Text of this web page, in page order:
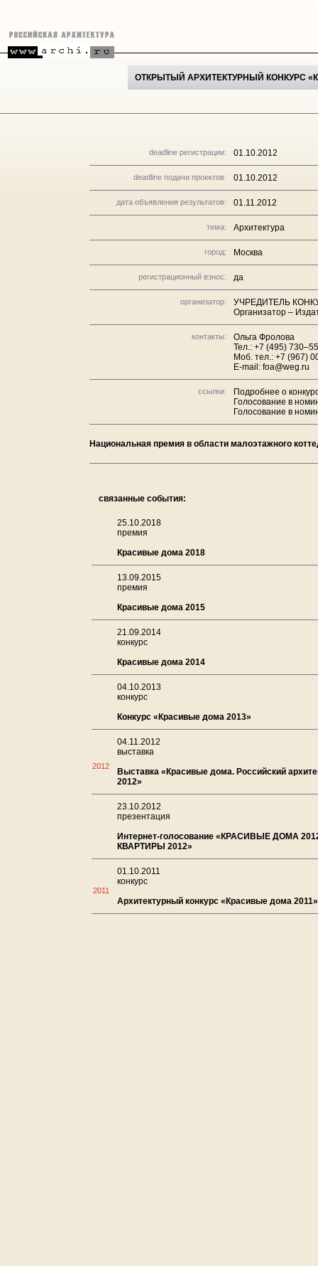
ОТКРЫТЫЙ АРХИТЕКТУРНЫЙ КОНКУРС
deadline регистрации: 01.10.2012
deadline подачи проектов: 01.10.2012
дата объявления результатов: 01.11.2012
тема: Архитектура
город: Москва
регистрационный взнос: да
организатор:
УЧРЕДИТЕЛЬ
Организатор –
контакты:
Ольга Фролова
Тел.: +7 (495)
Моб. тел.: +7 (967)
E-mail: foa@weg.ru
ссылки:
Подробнее о
Голосование в
Голосование в
Национальная премия в области малоэтажного
связанные события:
25.10.2018
премия
Красивые дома 2018
13.09.2015
премия
Красивые дома 2015
21.09.2014
конкурс
Красивые дома 2014
04.10.2013
конкурс
Конкурс «Красивые дома 2013»
2012
04.11.2012
выставка
Выставка «Красивые дома. Российский
2012»
23.10.2012
презентация
Интернет-голосование «КРАСИВЫЕ ДОМА
КВАРТИРЫ 2012»
2011
01.10.2011
конкурс
Архитектурный конкурс «Красивые дома 2011»